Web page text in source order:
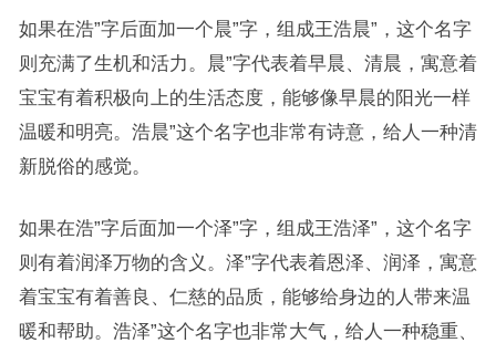
如果在浩”字后面加一个晨”字，组成王浩晨”，这个名字
则充满了生机和活力。晨”字代表着早晨、清晨，寓意着
宝宝有着积极向上的生活态度，能够像早晨的阳光一样
温暖和明亮。浩晨”这个名字也非常有诗意，给人一种清
新脱俗的感觉。
如果在浩”字后面加一个泽”字，组成王浩泽”，这个名字
则有着润泽万物的含义。泽”字代表着恩泽、润泽，寓意
着宝宝有着善良、仁慈的品质，能够给身边的人带来温
暖和帮助。浩泽”这个名字也非常大气，给人一种稳重、